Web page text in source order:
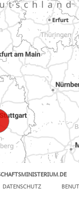
DATENSCHUTZ